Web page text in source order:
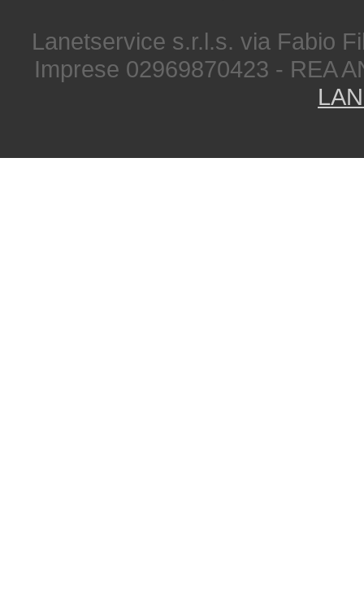
Lanetservice s.r.l.s. via Fabio
Imprese 02969870423 - REA